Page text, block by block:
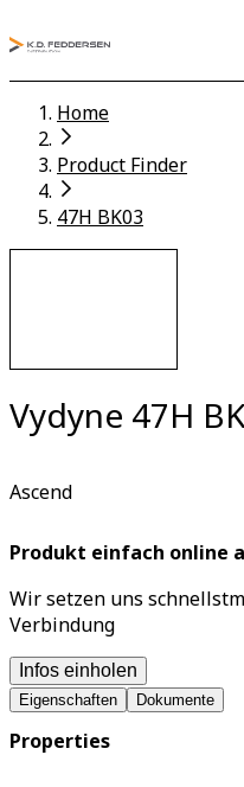
Home
Product Finder
47H BK03
Vydyne 47H
Ascend
Produkt einfach online
Wir setzen uns
Verbindung
Infos einholen
Eigenschaften Dokumente
Properties